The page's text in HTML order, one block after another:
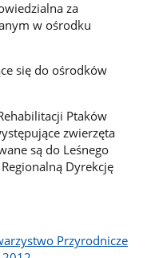
za
w ośrodku
się do ośrodków
Ptaków
zwierzęta
są do Leśnego
Dyrekcję
Przyrodnicze